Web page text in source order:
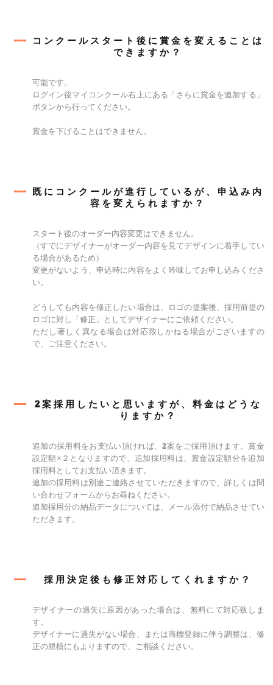
コンクールスタート後に賞金を変えることは
できますか？
可能です。
ログイン後マイコンクール右上にある「さらに賞金を追加する」
ボタンから行ってください。
賞金を下げることはできません。
既にコンクールが進行しているが、申込み内
容を変えられますか？
スタート後のオーダー内容変更はできません。
（すでにデザイナーがオーダー内容を見てデザインに着手してい
る場合があるため）
変更がないよう、申込時に内容をよく吟味してお申し込みくださ
い。
どうしても内容を修正したい場合は、ロゴの提案後、採用前提の
ロゴに対し「修正」としてデザイナーにご依頼ください。
ただし著しく異なる場合は対応致しかねる場合がございますの
で、ご注意ください。
2案採用したいと思いますが、料金はどうな
りますか？
追加の採用料をお支払い頂ければ、2案をご採用頂けます。賞金
設定額×２となりますので、追加採用料は、賞金設定額分を追加
採用料としてお支払い頂きます。
追加の採用料は別途ご連絡させていただきますので、詳しくは問
い合わせフォームからお尋ねください。
追加採用分の納品データについては、メール添付で納品させてい
ただきます。
採用決定後も修正対応してくれますか？
デザイナーの過失に原因があった場合は、無料にて対応致しま
す。
デザイナーに過失がない場合、または商標登録に伴う調整は、修
正の規模にもよりますので、ご相談ください。